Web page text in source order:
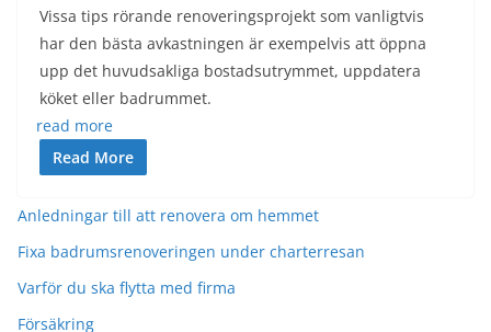
Vissa tips rörande renoveringsprojekt som vanligtvis
har den bästa avkastningen är exempelvis att öppna
upp det huvudsakliga bostadsutrymmet, uppdatera
köket eller badrummet.
read more
Read More
Anledningar till att renovera om hemmet
Fixa badrumsrenoveringen under charterresan
Varför du ska flytta med firma
Försäkring